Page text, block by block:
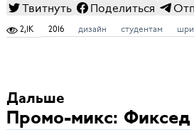
Твитнуть
Поделиться
2,1K 2016 дизайн студентам
Дальше
Промо-микс: Фиксед